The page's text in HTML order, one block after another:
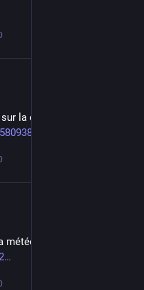
la chasse de l'éclipse de
en Powershell (part